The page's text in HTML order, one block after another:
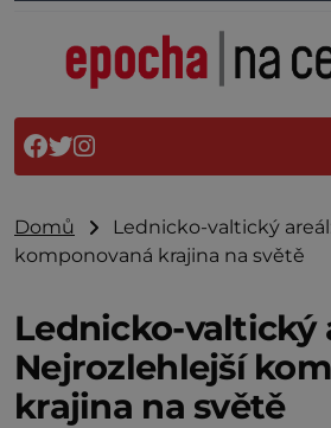
Domů
Lednicko-valtický
komponovaná krajina na světě
Lednicko-valtický
Nejrozlehlejší
krajina na světě